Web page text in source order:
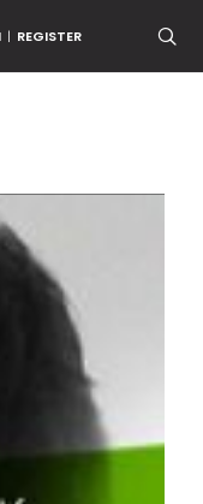
| REGISTER